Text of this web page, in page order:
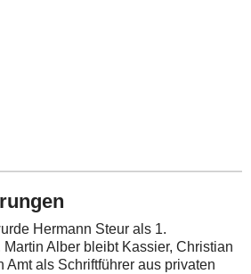
Hermann Steur als 1.
Alber bleibt Kassier, Christian
Amt als Schriftführer aus privaten